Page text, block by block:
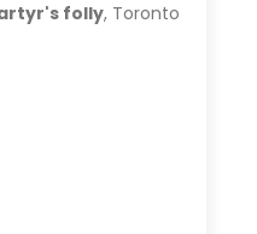
folly, Toronto